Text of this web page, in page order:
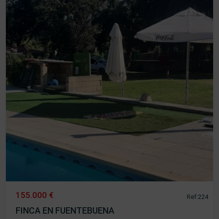
155.000 €
FINCA EN FUENTEBUENA
Ref:224